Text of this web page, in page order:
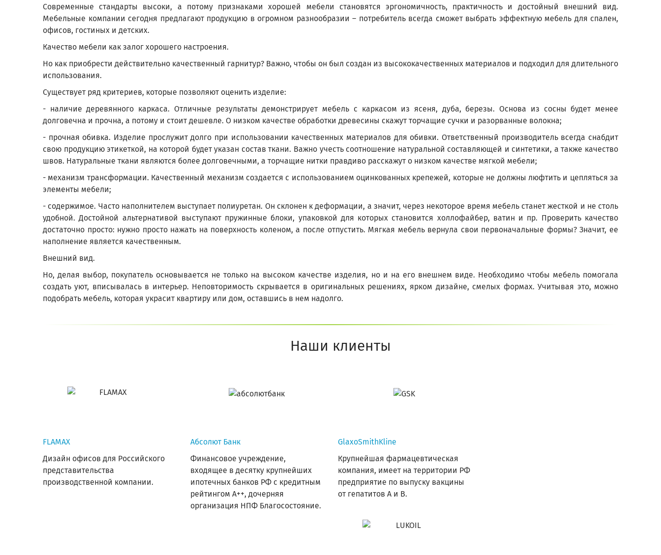
Современные стандарты высоки, а потому признаками хорошей мебели становятся эргономичность, практичность и достойный внешний вид.
Мебельные компании сегодня предлагают продукцию в огромном разнообразии – потребитель всегда сможет выбрать эффектную мебель для спален,
офисов, гостиных и детских.
Качество мебели как залог хорошего настроения.
Но как приобрести действительно качественный гарнитур? Важно, чтобы он был создан из высококачественных материалов и подходил для длительного
использования.
Существует ряд критериев, которые позволяют оценить изделие:
- наличие деревянного каркаса. Отличные результаты демонстрирует мебель с каркасом из ясеня, дуба, березы. Основа из сосны будет менее
долговечна и прочна, а потому и стоит дешевле. О низком качестве обработки древесины скажут торчащие сучки и разорванные волокна;
- прочная обивка. Изделие прослужит долго при использовании качественных материалов для обивки. Ответственный производитель всегда снабдит
свою продукцию этикеткой, на которой будет указан состав ткани. Важно учесть соотношение натуральной составляющей и синтетики, а также качество
швов. Натуральные ткани являются более долговечными, а торчащие нитки правдиво расскажут о низком качестве мягкой мебели;
- механизм трансформации. Качественный механизм создается с использованием оцинкованных крепежей, которые не должны люфтить и цепляться за
элементы мебели;
- содержимое. Часто наполнителем выступает полиуретан. Он склонен к деформации, а значит, через некоторое время мебель станет жесткой и не столь
удобной. Достойной альтернативой выступают пружинные блоки, упаковкой для которых становится холлофайбер, ватин и пр. Проверить качество
достаточно просто: нужно просто нажать на поверхность коленом, а после отпустить. Мягкая мебель вернула свои первоначальные формы? Значит, ее
наполнение является качественным.
Внешний вид.
Но, делая выбор, покупатель основывается не только на высоком качестве изделия, но и на его внешнем виде. Необходимо чтобы мебель помогала
создать уют, вписывалась в интерьер. Неповторимость скрывается в оригинальных решениях, ярком дизайне, смелых формах. Учитывая это, можно
подобрать мебель, которая украсит квартиру или дом, оставшись в нем надолго.
Наши клиенты
FLAMAX
Дизайн офисов для Российского
представительства
производственной компании.
Абсолют Банк
Финансовое учреждение,
входящее в десятку крупнейших
ипотечных банков РФ с кредитным
рейтингом А++, дочерняя
организация НПФ Благосостояние.
GlaxoSmithKline
Крупнейшая фармацевтическая
компания, имеет на территории РФ
предприятие по выпуску вакцины
от гепатитов А и В.